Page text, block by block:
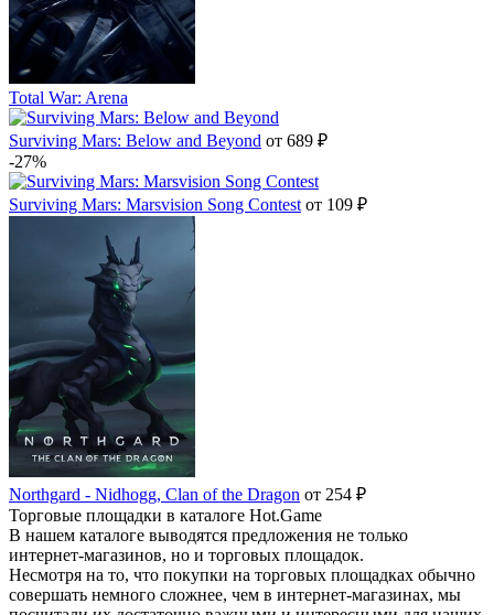
Total War: Arena
Surviving Mars: Below and Beyond от 689 ₽
-27%
Surviving Mars: Marsvision Song Contest от 109 ₽
Northgard - Nidhogg, Clan of the Dragon от 254 ₽
Торговые площадки в каталоге Hot.Game
В нашем каталоге выводятся предложения не только
интернет-магазинов, но и торговых площадок.
Несмотря на то, что покупки на торговых площадках обычно
совершать немного сложнее, чем в интернет-магазинах, мы